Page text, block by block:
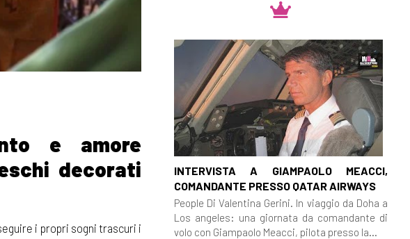
e amore
decorati
i propri sogni trascuri i
INTERVISTA A GIAMPAOLO MEACCI,
COMANDANTE PRESSO QATAR AIRWAYS
People Di Valentina Gerini. In viaggio da Doha a
Los angeles: una giornata da comandante di
volo con Giampaolo Meacci, pilota presso la...